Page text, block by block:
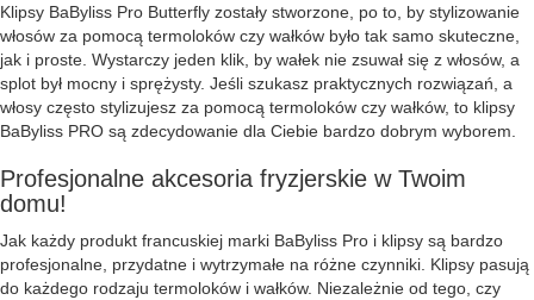
Klipsy BaByliss Pro Butterfly zostały stworzone, po to, by stylizowanie
włosów za pomocą termoloków czy wałków było tak samo skuteczne,
jak i proste. Wystarczy jeden klik, by wałek nie zsuwał się z włosów, a
splot był mocny i sprężysty. Jeśli szukasz praktycznych rozwiązań, a
włosy często stylizujesz za pomocą termoloków czy wałków, to klipsy
BaByliss PRO są zdecydowanie dla Ciebie bardzo dobrym wyborem.
Profesjonalne akcesoria fryzjerskie w Twoim
domu!
Jak każdy produkt francuskiej marki BaByliss Pro i klipsy są bardzo
profesjonalne, przydatne i wytrzymałe na różne czynniki. Klipsy pasują
do każdego rodzaju termoloków i wałków. Niezależnie od tego, czy